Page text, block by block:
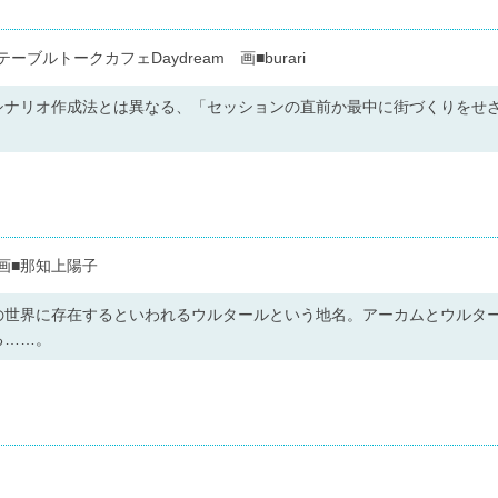
ーブルトークカフェDaydream 画■burari
リオ作成法とは異なる、「セッションの直前か最中に街づくりをせ
■那知上陽子
界に存在するといわれるウルタールという地名。アーカムとウルタ
……。